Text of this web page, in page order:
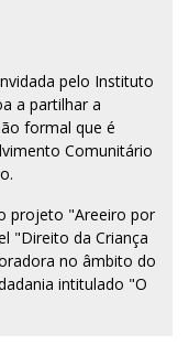
pelo Instituto
a partilhar a
formal que é
Comunitário
projeto "Areeiro por
"Direito da Criança
no âmbito do
intitulado "O